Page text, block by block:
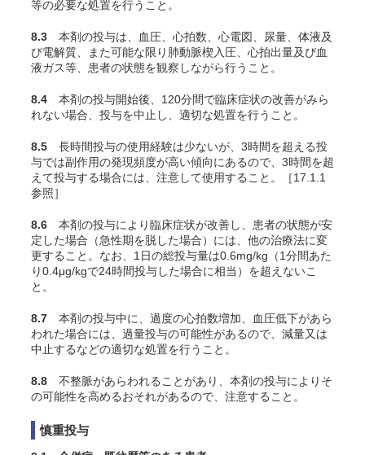
等の必要な処置を行うこと。
8.3 本剤の投与は、血圧、心拍数、心電図、尿量、体液及
び電解質、また可能な限り肺動脈楔入圧、心拍出量及び血
液ガス等、患者の状態を観察しながら行うこと。
8.4 本剤の投与開始後、120分間で臨床症状の改善がみら
れない場合、投与を中止し、適切な処置を行うこと。
8.5 長時間投与の使用経験は少ないが、3時間を超える投
与では副作用の発現頻度が高い傾向にあるので、3時間を超
えて投与する場合には、注意して使用すること。［17.1.1
参照］
8.6 本剤の投与により臨床症状が改善し、患者の状態が安
定した場合（急性期を脱した場合）には、他の治療法に変
更すること。なお、1日の総投与量は0.6mg/kg（1分間あた
り0.4μg/kgで24時間投与した場合に相当）を超えないこ
と。
8.7 本剤の投与中に、過度の心拍数増加、血圧低下があら
われた場合には、過量投与の可能性があるので、減量又は
中止するなどの適切な処置を行うこと。
8.8 不整脈があらわれることがあり、本剤の投与によりそ
の可能性を高めるおそれがあるので、注意すること。
慎重投与